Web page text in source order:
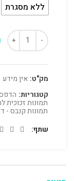
ללא מסגרת
מק"ט: אין מידע
קטגוריות:
תמונות זכוכית
תמונות קנבס -
שתף